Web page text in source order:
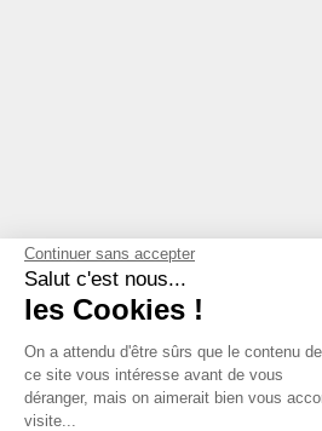
Continuer sans accepter
Salut c'est nous...
les Cookies !
On a attendu d'être sûrs que le contenu de
ce site vous intéresse avant de vous
déranger, mais on aimerait bien vous
visite...